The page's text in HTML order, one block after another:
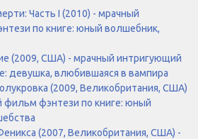
Часть I (2010) - мрачный
по книге: юный волшебник,
(2009, США) - мрачный интригующий
девушка, влюбившаяся в вампира
(2009, Великобритания, США)
фэнтези по книге: юный
(2007, Великобритания, США) -